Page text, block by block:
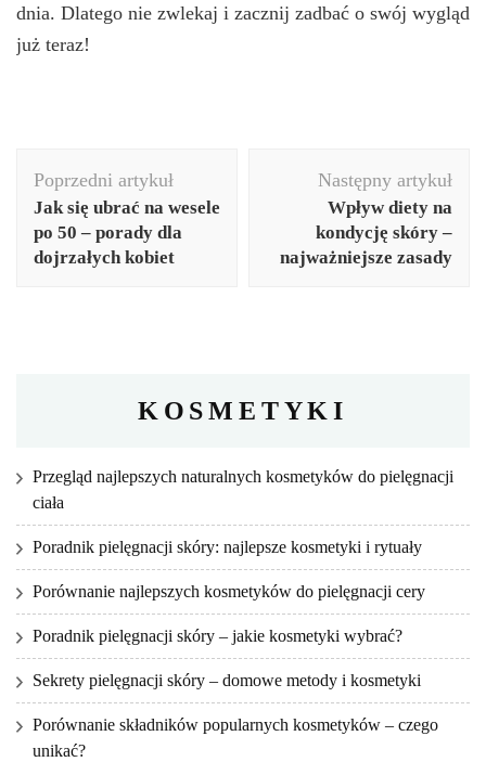
dnia. Dlatego nie zwlekaj i zacznij zadbać o swój wygląd
już teraz!
wpisu
Poprzedni artykuł
Jak się ubrać na wesele
po 50 – porady dla
dojrzałych kobiet
Następny artykuł
Wpływ diety na
kondycję skóry –
najważniejsze zasady
KOSMETYKI
Przegląd najlepszych naturalnych kosmetyków do pielęgnacji
ciała
Poradnik pielęgnacji skóry: najlepsze kosmetyki i rytuały
Porównanie najlepszych kosmetyków do pielęgnacji cery
Poradnik pielęgnacji skóry – jakie kosmetyki wybrać?
Sekrety pielęgnacji skóry – domowe metody i kosmetyki
Porównanie składników popularnych kosmetyków – czego
unikać?